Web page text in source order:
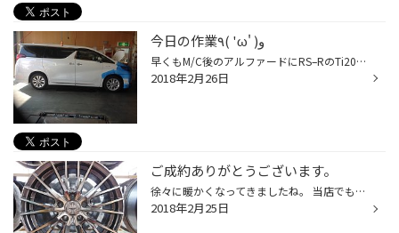
今日の作業٩( 'ω' )و
早くもM/C後のアルファードにRS–RのTi2000を装着させて頂きました( ´ ▽ ` )ﾉ Ti2000はいち早く製品自体に「ヘタリ保証」をされており、保証書も同梱されて来ます。 実際に今まで多くのお客様に装着させて頂き乗り心地に満足いただいてます(๑˃̵ᴗ˂̵) そしてサス交換をすれば当店の得意分野の4輪アライ...
2018年2月26日
ご成約ありがとうございます。
徐々に暖かくなってきましたね。 当店でも先日あたりから夏タイヤのご相談にくるお客様が増えてきました。 今回は現行のVOXY、通称80型のお客様よりオーダー頂いたホイールの ご紹介です。 こちらのホイールは マキナイゾッタ スプレイン カラーの名称はジェットシルバーミラーカット そしてサイズ...
2018年2月25日